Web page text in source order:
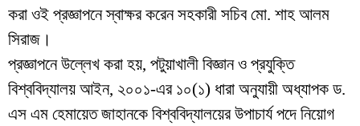
করা ওই প্রজ্ঞাপনে স্বাক্ষর করেন সহকারী সচিব মো. শাহ আলম
সিরাজ।
প্রজ্ঞাপনে উল্লেখ করা হয়, পটুয়াখালী বিজ্ঞান ও প্রযুক্তি
বিশ্ববিদ্যালয় আইন, ২০০১-এর ১০(১) ধারা অনুযায়ী অধ্যাপক ড.
এস এম হেমায়েত জাহানকে বিশ্ববিদ্যালয়ের উপাচার্য পদে নিয়োগ